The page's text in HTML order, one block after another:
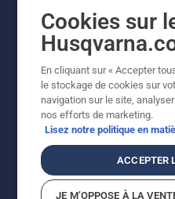
© Husqvarna AB (publ).
indiqués sont des prix de
contractuelles. Tous les
disponible
Mentions légales
Conditions
Cookies sur
En cliquant sur « Accepter
le stockage de cookies sur
navigation sur le site,
nos efforts de marketing.
Lisez notre politique en
ACCEPTER
JE M’OPPOSE À LA